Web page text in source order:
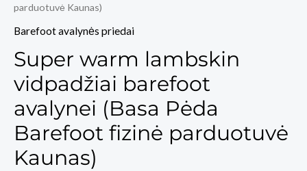
parduotuvė Kaunas)
Barefoot avalynės priedai
Super warm lambskin
vidpadžiai barefoot
avalynei (Basa Pėda
Barefoot fizinė parduotuvė
Kaunas)